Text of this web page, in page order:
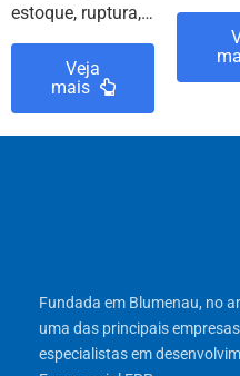
estoque, ruptura,…
Veja
mais
Fundada em Blumenau, no
uma das principais
especialistas em